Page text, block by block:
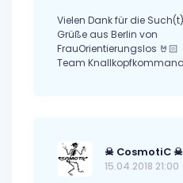
Vielen Dank für die
Grüße aus Berlin von
FrauOrientierungslos 🤘🏻
Team
☠ CosmotiC ☠
15.04.2018 21:00